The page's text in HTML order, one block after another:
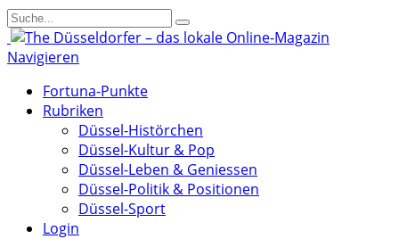
Navigieren
Fortuna-Punkte
Rubriken
Düssel-Histörchen
Düssel-Kultur & Pop
Düssel-Leben & Geniessen
Düssel-Politik & Positionen
Düssel-Sport
Login